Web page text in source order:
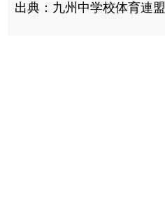
出典：九州中学校体育連盟